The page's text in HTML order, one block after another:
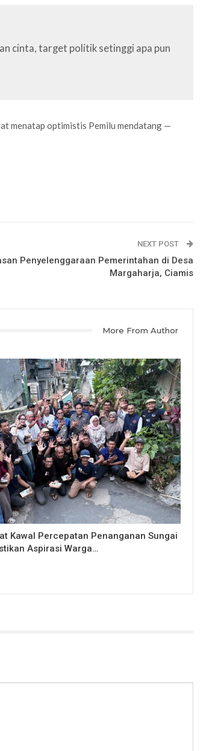
cinta, target politik setinggi apa pun
menatap optimistis Pemilu mendatang —
NEXT POST
Penyelenggaraan Pemerintahan di Desa
Margaharja, Ciamis
More From Author
Kawal Percepatan Penanganan Sungai
Aspirasi Warga…